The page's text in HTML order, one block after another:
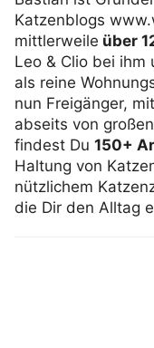
Katzenblogs
mittlerweile über
Leo & Clio bei ihm
als reine
nun Freigänger,
abseits von
findest Du 150+
Haltung von
nützlichem
die Dir den Alltag